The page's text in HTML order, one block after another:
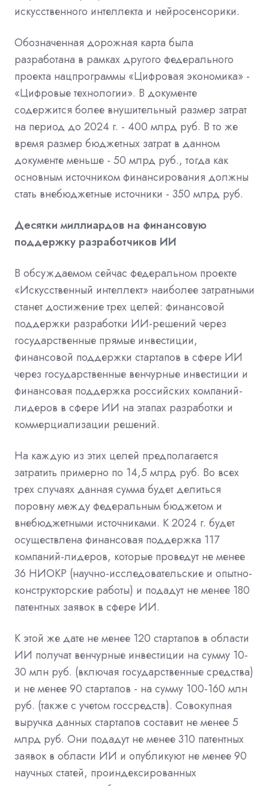
искусственного интеллекта и нейросенсорики.
Обозначенная дорожная карта была
разработана в рамках другого федерального
проекта нацпрограммы «Цифровая экономика» -
«Цифровые технологии». В документе
содержится более внушительный размер затрат
на период до 2024 г. - 400 млрд руб. В то же
время размер бюджетных затрат в данном
документе меньше - 50 млрд руб., тогда как
основным источником финансирования должны
стать внебюджетные источники - 350 млрд руб.
Десятки миллиардов на финансовую
поддержку разработчиков ИИ
В обсуждаемом сейчас федеральном проекте
«Искусственный интеллект» наиболее затратными
станет достижение трех целей: финансовой
поддержки разработки ИИ-решений через
государственные прямые инвестиции,
финансовой поддержки стартапов в сфере ИИ
через государственные венчурные инвестиции и
финансовая поддержка российских компаний-
лидеров в сфере ИИ на этапах разработки и
коммерциализации решений.
На каждую из этих целей предполагается
затратить примерно по 14,5 млрд руб. Во всех
трех случаях данная сумма будет делиться
поровну между федеральным бюджетом и
внебюджетными источниками. К 2024 г. будет
осуществлена финансовая поддержка 117
компаний-лидеров, которые проведут не менее
36 НИОКР (научно-исследовательские и опытно-
конструкторские работы) и подадут не менее 180
патентных заявок в сфере ИИ.
К этой же дате не менее 120 стартапов в области
ИИ получат венчурные инвестиции на сумму 10-
30 млн руб. (включая государственные средства)
и не менее 90 стартапов - на сумму 100-160 млн
руб. (также с учетом госсредств). Совокупная
выручка данных стартапов составит не менее 5
млрд руб. Они подадут не менее 310 патентных
заявок в области ИИ и опубликуют не менее 90
научных статей, проиндексированных